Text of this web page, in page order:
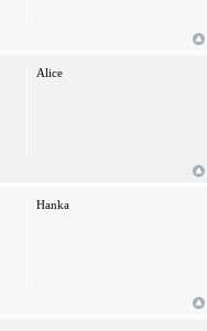
Alice
Hanka